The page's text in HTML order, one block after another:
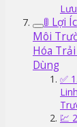
🚦 Lợi
Môi
Hóa
Dùng
✅
💹